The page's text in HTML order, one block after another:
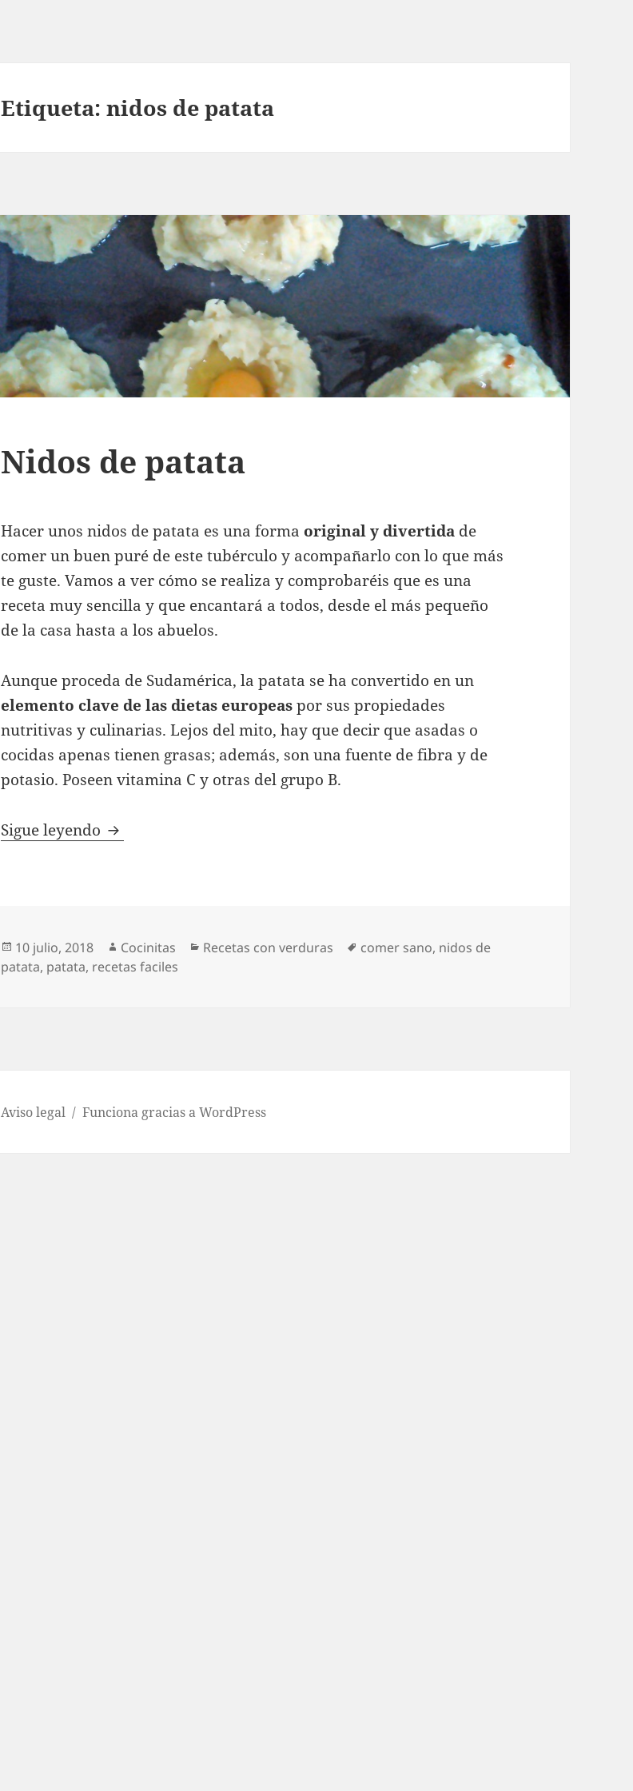
Etiqueta:nidos de patata
Nidos de patata
Hacer unos nidos de patata es una forma original y divertida de
comer un buen puré de este tubérculo y acompañarlo con lo que más
te guste. Vamos a ver cómo se realiza y comprobaréis que es una
receta muy sencilla y que encantará a todos, desde el más pequeño
de la casa hasta a los abuelos.
Aunque proceda de Sudamérica, la patata se ha convertido en un
elemento clave de las dietas europeaspor sus propiedades
nutritivas y culinarias. Lejos del mito, hay que decir que asadas o
cocidas apenas tienen grasas; además, son una fuente de fibra y de
potasio. Poseen vitamina C y otras del grupo B.
Sigue leyendo Nidos de patata
Publicado
el
10 julio, 2018 Autor
Cocinitas Categorías
Recetas con verduras Etiquetas
comer sano, nidos de
patata, patata, recetas faciles
Aviso legal Funciona gracias a WordPress